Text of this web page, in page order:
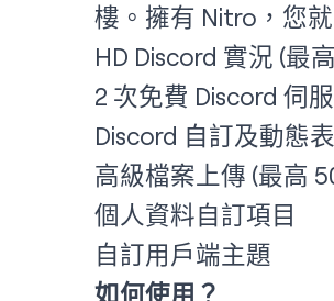
樓。擁有 Nitro，您就
HD Discord 實況 (最
2 次免費 Discord 伺
Discord 自訂及動態
高級檔案上傳 (最高
個人資料自訂項目
自訂用戶端主題
如何使用？